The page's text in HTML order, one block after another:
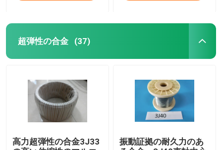
超弾性の合金 (37)
高力超弾性の合金3J33
振動証拠の耐久力のあ